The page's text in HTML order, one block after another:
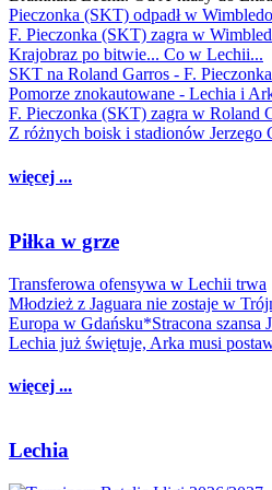
Pieczonka (SKT) odpadł w
F. Pieczonka (SKT) zagra w
Krajobraz po bitwie... Co w Lechii...
SKT na Roland Garros - F.
Pomorze znokautowane - Lechia i
F. Pieczonka (SKT) zagra w Roland
Z różnych boisk i stadionów Jerzego
więcej ...
Piłka w grze
Transferowa ofensywa w Lechii trwa
Młodzież z Jaguara nie zostaje w
Europa w Gdańsku*Stracona szansa
Lechia już świętuje, Arka musi
więcej ...
Lechia